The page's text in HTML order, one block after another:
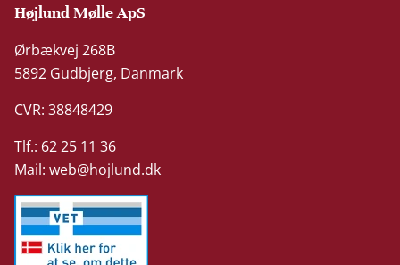
Højlund Mølle ApS
Ørbækvej 268B
5892 Gudbjerg, Danmark
CVR: 38848429
Tlf.: 62 25 11 36
Mail:web@hojlund.dk